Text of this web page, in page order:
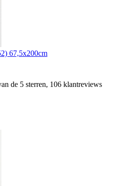
67,5x200cm
de 5 sterren, 106 klantreviews